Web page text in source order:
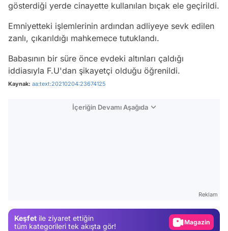
gösterdiği yerde cinayette kullanılan bıçak ele geçirildi.
Emniyetteki işlemlerinin ardından adliyeye sevk edilen
zanlı, çıkarıldığı mahkemece tutuklandı.
Babasının bir süre önce evdeki altınları çaldığı
iddiasıyla F.U'dan şikayetçi olduğu öğrenildi.
Kaynak: aa:text:20210204:23674125
İçeriğin Devamı Aşağıda
Reklam
Keşfet ile ziyaret ettiğin
tüm kategorileri tek akışta gör!
Magazin